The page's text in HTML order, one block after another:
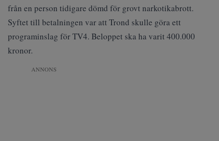
från en person tidigare dömd för grovt narkotikabrott.
Syftet till betalningen var att Trond skulle göra ett
programinslag för TV4. Beloppet ska ha varit 400.000
kronor.
ANNONS